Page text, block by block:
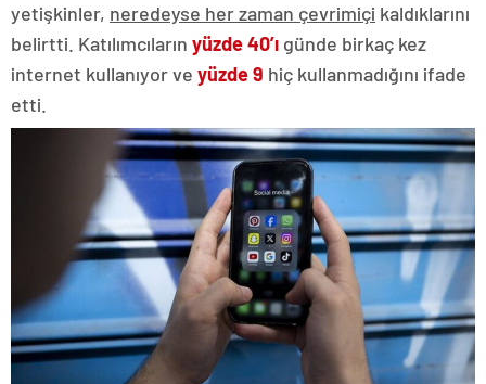
yetişkinler, neredeyse her zaman çevrimiçi kaldıklarını
belirtti. Katılımcıların yüzde 40’ı günde birkaç kez
internet kullanıyor ve yüzde 9 hiç kullanmadığını ifade
etti.